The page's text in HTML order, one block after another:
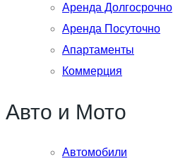
Аренда Долгосрочно
Аренда Посуточно
Апартаменты
Коммерция
Авто и Мото
Автомобили